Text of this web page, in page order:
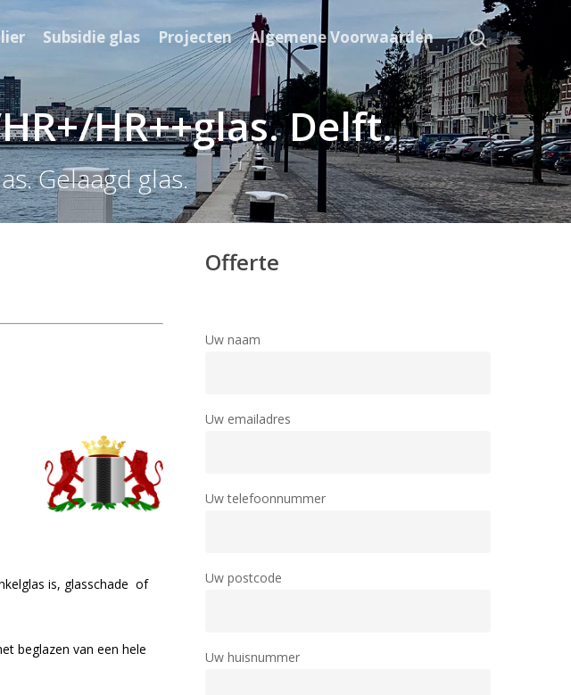
Subsidie glas Projecten Algemene Voorwaarden
HR++glas. Delft.
Gelaagd glas.
is, glasschade of
beglazen van een hele
Offerte
Uw naam
Uw emailadres
Uw telefoonnummer
Uw postcode
Uw huisnummer